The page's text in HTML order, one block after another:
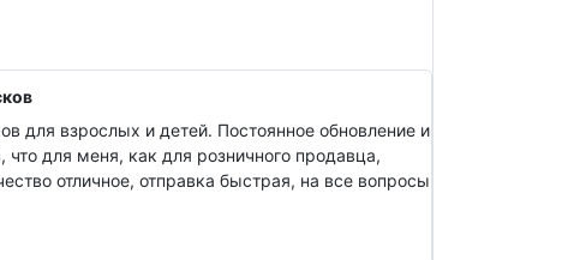
для взрослых и детей. Постоянное обновление и
что для меня, как для розничного продавца,
отличное, отправка быстрая, на все вопросы